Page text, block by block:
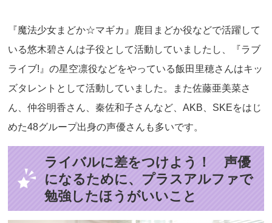
『魔法少女まどか☆マギカ』鹿目まどか役などで活躍して
いる悠木碧さんは子役として活動していましたし、『ラブ
ライブ!』の星空凛役などをやっている飯田里穂さんはキッ
ズタレントとして活動していました。また佐藤亜美菜さ
ん、仲谷明香さん、秦佐和子さんなど、AKB、SKEをはじ
めた48グループ出身の声優さんも多いです。
ライバルに差をつけよう！ 声優
になるために、プラスアルファで
勉強したほうがいいこと